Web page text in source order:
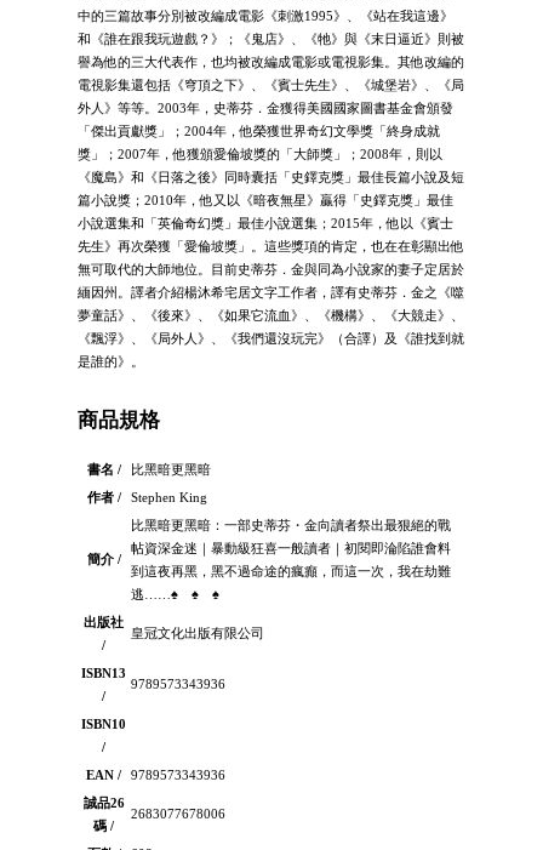
中的三篇故事分別被改編成電影《刺激1995》、《站在我這邊》
和《誰在跟我玩遊戲？》；《鬼店》、《牠》與《末日逼近》則被
譽為他的三大代表作，也均被改編成電影或電視影集。其他改編的
電視影集還包括《穹頂之下》、《賓士先生》、《城堡岩》、《局
外人》等等。2003年，史蒂芬．金獲得美國國家圖書基金會頒發
「傑出貢獻獎」；2004年，他榮獲世界奇幻文學獎「終身成就
獎」；2007年，他獲頒愛倫坡獎的「大師獎」；2008年，則以
《魔島》和《日落之後》同時囊括「史鐸克獎」最佳長篇小說及短
篇小說獎；2010年，他又以《暗夜無星》贏得「史鐸克獎」最佳
小說選集和「英倫奇幻獎」最佳小說選集；2015年，他以《賓士
先生》再次榮獲「愛倫坡獎」。這些獎項的肯定，也在在彰顯出他
無可取代的大師地位。目前史蒂芬．金與同為小說家的妻子定居於
緬因州。譯者介紹楊沐希宅居文字工作者，譯有史蒂芬．金之《噬
夢童話》、《後來》、《如果它流血》、《機構》、《大競走》、
《飄浮》、《局外人》、《我們還沒玩完》（合譯）及《誰找到就
是誰的》。
商品規格
書名 /
比黑暗更黑暗
作者 /
Stephen King
簡介 /
比黑暗更黑暗：一部史蒂芬・金向讀者祭出最狠絕的戰
帖資深金迷｜暴動級狂喜一般讀者｜初閱即淪陷誰會料
到這夜再黑，黑不過命途的瘋癲，而這一次，我在劫難
逃……♠ ♠ ♠
出版社
/
皇冠文化出版有限公司
ISBN13
/
9789573343936
ISBN10
/
EAN /
9789573343936
誠品26
碼 /
2683077678006